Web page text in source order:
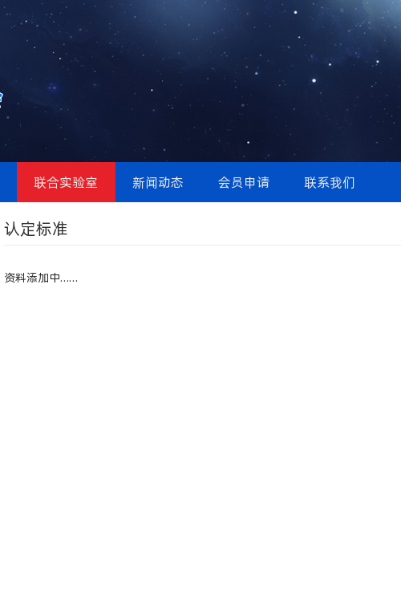
联合实验室 新闻动态 会员申请 联系我们
认定标准
资料添加中……